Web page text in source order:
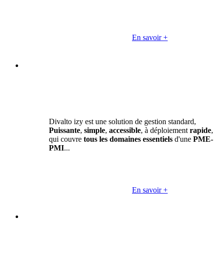
En savoir +
Divalto izy est une solution de gestion standard,
Puissante, simple, accessible, à déploiement rapide,
qui couvre tous les domaines essentiels d'une PME-
PMI...
En savoir +